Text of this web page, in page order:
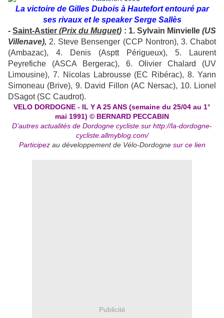
La victoire de Gilles Dubois à Hautefort entouré par
ses rivaux et le speaker Serge Sallès
-Saint-Astier(Prix du Muguet) : 1. Sylvain Minvielle(US
Villenave), 2. Steve Bensenger (CCP Nontron), 3. Chabot
(Ambazac), 4. Denis (Asptt Périgueux), 5. Laurent
Peyrefiche (ASCA Bergerac), 6. Olivier Chalard (UV
Limousine), 7. Nicolas Labrousse (EC Ribérac), 8. Yann
Simoneau (Brive), 9. David Fillon (AC Nersac), 10. Lionel
DSagot (SC Caudrot).
VELO DORDOGNE - IL Y A 25 ANS (semaine du 25/04 au 1°
mai 1991) © BERNARD PECCABIN
D’autres actualités de Dordogne cycliste sur http://la-dordogne-
cycliste.allmyblog.com/
Participezau développement de Vélo-Dordogne sur ce lien
Publicité